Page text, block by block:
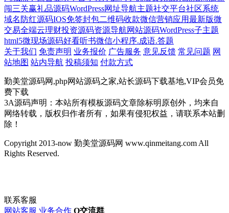
闯三关赢礼品源码WordPress网址导航主题社交平台社区系统
域名防红源码IOS免签封包二维码收款微信营销应用最新版微
交易全端云理财投资源码资源导航网站源码WordPress子主题
html5微现场源码好看听书微信小程序.成语.答题
关于我们 免责声明 业务报价 广告服务 意见反馈 常见问题 网
站地图 站内导航 投稿须知 付款方式
勤美堂源码网,php网站源码之家,站长源码下载基地,VIP会员免
费下载
3A源码声明：本站所有模板源码文章除标明原创外，均来自
网络转载，版权归作者所有，如果有侵犯权益，请联系本站删
除！
Copyright 2013-now 勤美堂源码网 www.qinmeitang.com All
Rights Reserved.
联系客服
网站客服 业务合作 Q交流群